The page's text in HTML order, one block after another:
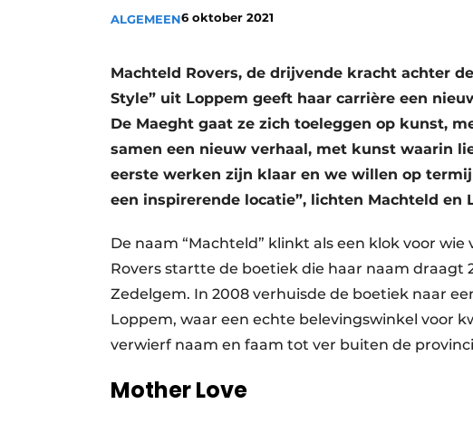
Privacy / Cookie statement
Vacatures
Video’s
ALGEMEEN6 oktober 2021
Machteld Rovers, de drijvende kracht achter
Style” uit Loppem geeft haar carrière een
De Maeght gaat ze zich toeleggen op kunst,
samen een nieuw verhaal, met kunst waarin
eerste werken zijn klaar en we willen op
een inspirerende locatie”, lichten Machteld en
De naam “Machteld” klinkt als een klok voor
Rovers startte de boetiek die haar naam draagt
Zedelgem. In 2008 verhuisde de boetiek naar
Loppem, waar een echte belevingswinkel voor
verwierf naam en faam tot ver buiten de
Mother Love